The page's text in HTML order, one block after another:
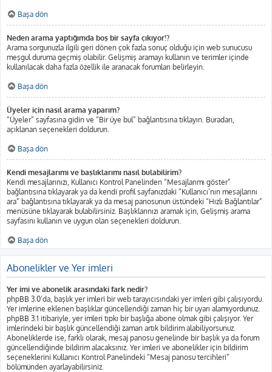
Başa dön
Neden arama yaptığımda boş bir sayfa çıkıyor!?
Arama sorgunuzla ilgili geri dönen çok fazla sonuç olduğu için web sunucusu
meşgul duruma geçmiş olabilir. Gelişmiş aramayı kullanın ve terimler içinde
kullanılacak daha fazla özellik ile aranacak forumları belirleyin.
Başa dön
Üyeler için nasıl arama yaparım?
“Üyeler” sayfasına gidin ve “Bir üye bul” bağlantısına tıklayın. Buradan,
açıklanan seçenekleri doldurun.
Başa dön
Kendi mesajlarımı ve başlıklarımı nasıl bulabilirim?
Kendi mesajlarınızı, Kullanıcı Kontrol Panelinden “Mesajlarımı göster”
bağlantısına tıklayarak ya da kendi profil sayfanızdaki “Kullanıcı’nın mesajlarını
ara” bağlantısına tıklayarak ya da mesaj panosunun üstündeki “Hızlı Bağlantılar”
menüsüne tıklayarak bulabilirsiniz. Başlıklarınızı aramak için, Gelişmiş arama
sayfasını kullanın ve uygun olan seçenekleri doldurun.
Başa dön
Abonelikler ve Yer imleri
Yer imi ve abonelik arasındaki fark nedir?
phpBB 3.0’da, başlık yer imleri bir web tarayıcısındaki yer imleri gibi çalışıyordu.
Yer imlerine eklenen başlıklar güncellendiği zaman hiç bir uyarı alamıyordunuz.
phpBB 3.1 itibariyle, yer imleri tıpkı bir başlığa abone olmak gibi çalışıyor. Yer
imlerindeki bir başlık güncellendiği zaman artık bildirim alabiliyorsunuz.
Aboneliklerde ise, farklı olarak, mesaj panosu genelinde bir başlık ya da forum
güncellendiğinde bildirim alacaksınız. Yer imleri ve abonelikler için bildirim
seçeneklerini Kullanıcı Kontrol Panelindeki “Mesaj panosu tercihleri”
bölümünden ayarlayabilirsiniz.